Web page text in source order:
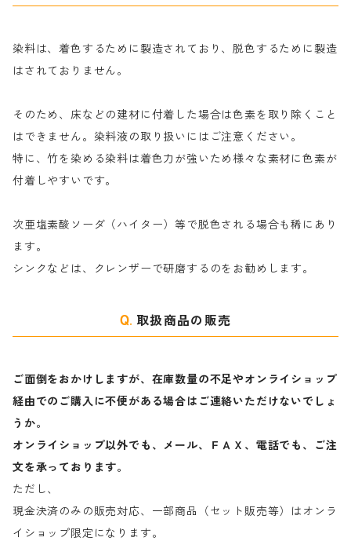
ナ行
ハ行
マ行
粉末顔料
綿・麻を染める染料
絹・羊毛を染める染料
染料は、着色するために製造されており、脱色するために製造
はされておりません。
そのため、床などの建材に付着した場合は色素を取り除くこと
はできません。染料液の取り扱いにはご注意ください。
特に、竹を染める染料は着色力が強いため様々な素材に色素が
付着しやすいです。
次亜塩素酸ソーダ（ハイター）等で脱色される場合も稀にあり
ます。
シンクなどは、クレンザーで研磨するのをお勧めします。
取扱商品の販売
ご面倒をおかけしますが、在庫数量の不足やオンライショップ
経由でのご購入に不便がある場合はご連絡いただけないでしょ
うか。
オンライショップ以外でも、メール、ＦＡＸ、電話でも、ご注
文を承っております。
ただし、
現金決済のみの販売対応、一部商品（セット販売等）はオンラ
イショップ限定になります。